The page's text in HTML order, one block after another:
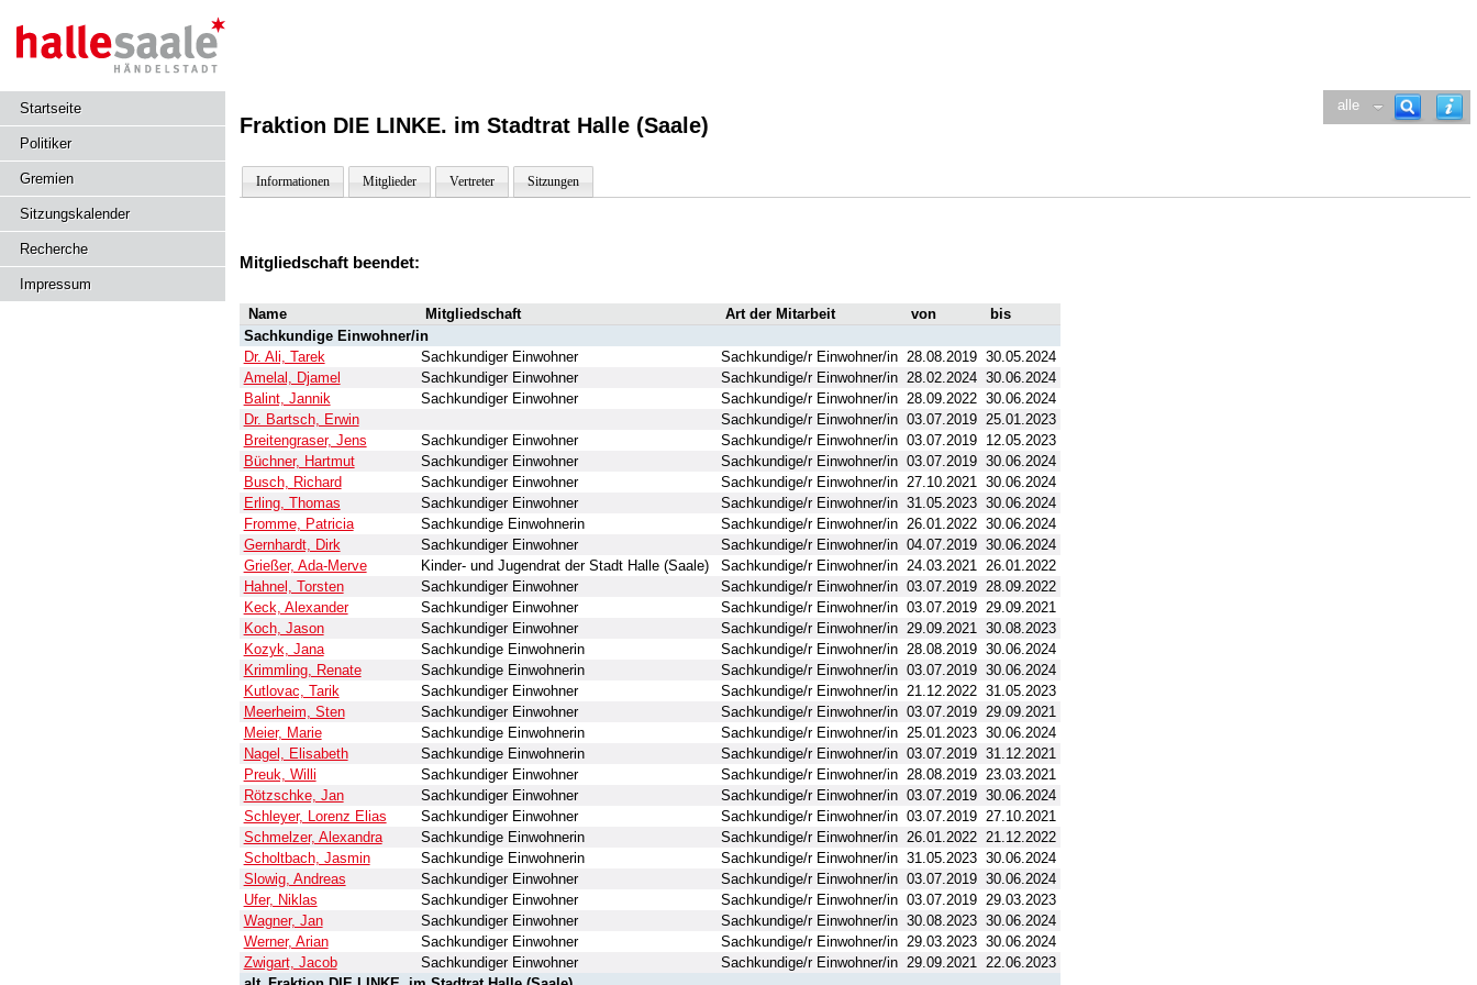
Startseite
Politiker
Gremien
Sitzungskalender
Recherche
Impressum
alle
Fraktion DIE LINKE. im Stadtrat Halle (Saale)
Informationen Mitglieder Vertreter Sitzungen
Mitgliedschaft beendet:
Name Mitgliedschaft Art der Mitarbeit von
bis
Sachkundige Einwohner/in
Dr. Ali, Tarek
Sachkundiger Einwohner Sachkundige/r Einwohner/in 28.08.2019 30.05.2024
Amelal, Djamel
Sachkundiger Einwohner Sachkundige/r Einwohner/in 28.02.2024 30.06.2024
Balint, Jannik
Sachkundiger Einwohner Sachkundige/r Einwohner/in 28.09.2022 30.06.2024
Dr. Bartsch, Erwin
Sachkundige/r Einwohner/in 03.07.2019 25.01.2023
Breitengraser, Jens
Sachkundiger Einwohner Sachkundige/r Einwohner/in 03.07.2019
12.05.2023
Büchner, Hartmut
Sachkundiger Einwohner Sachkundige/r Einwohner/in 03.07.2019 30.06.2024
Busch, Richard
Sachkundiger Einwohner Sachkundige/r Einwohner/in 27.10.2021 30.06.2024
Erling, Thomas
Sachkundiger Einwohner Sachkundige/r Einwohner/in 31.05.2023 30.06.2024
Fromme, Patricia
Sachkundige Einwohnerin Sachkundige/r Einwohner/in 26.01.2022 30.06.2024
Gernhardt, Dirk
Sachkundiger Einwohner Sachkundige/r Einwohner/in 04.07.2019 30.06.2024
Grießer, Ada-Merve
Kinder- und Jugendrat der Stadt Halle (Saale) Sachkundige/r Einwohner/in 24.03.2021 26.01.2022
Hahnel, Torsten
Sachkundiger Einwohner Sachkundige/r Einwohner/in 03.07.2019 28.09.2022
Keck, Alexander
Sachkundiger Einwohner Sachkundige/r Einwohner/in 03.07.2019 29.09.2021
Koch, Jason
Sachkundiger Einwohner Sachkundige/r Einwohner/in 29.09.2021 30.08.2023
Kozyk, Jana
Sachkundige Einwohnerin Sachkundige/r Einwohner/in 28.08.2019 30.06.2024
Krimmling, Renate
Sachkundige Einwohnerin Sachkundige/r Einwohner/in 03.07.2019 30.06.2024
Kutlovac, Tarik
Sachkundiger Einwohner Sachkundige/r Einwohner/in 21.12.2022 31.05.2023
Meerheim, Sten
Sachkundiger Einwohner Sachkundige/r Einwohner/in 03.07.2019 29.09.2021
Meier, Marie
Sachkundige Einwohnerin Sachkundige/r Einwohner/in 25.01.2023 30.06.2024
Nagel, Elisabeth
Sachkundige Einwohnerin Sachkundige/r Einwohner/in 03.07.2019 31.12.2021
Preuk, Willi
Sachkundiger Einwohner Sachkundige/r Einwohner/in 28.08.2019 23.03.2021
Rötzschke, Jan
Sachkundiger Einwohner Sachkundige/r Einwohner/in 03.07.2019 30.06.2024
Schleyer, Lorenz Elias
Sachkundiger Einwohner Sachkundige/r Einwohner/in 03.07.2019 27.10.2021
Schmelzer, Alexandra
Sachkundige Einwohnerin Sachkundige/r Einwohner/in 26.01.2022 21.12.2022
Scholtbach, Jasmin
Sachkundige Einwohnerin Sachkundige/r Einwohner/in 31.05.2023 30.06.2024
Slowig, Andreas
Sachkundiger Einwohner Sachkundige/r Einwohner/in 03.07.2019 30.06.2024
Ufer, Niklas
Sachkundiger Einwohner Sachkundige/r Einwohner/in 03.07.2019 29.03.2023
Wagner, Jan
Sachkundiger Einwohner Sachkundige/r Einwohner/in 30.08.2023 30.06.2024
Werner, Arian
Sachkundiger Einwohner Sachkundige/r Einwohner/in 29.03.2023 30.06.2024
Zwigart, Jacob
Sachkundiger Einwohner Sachkundige/r Einwohner/in 29.09.2021 22.06.2023